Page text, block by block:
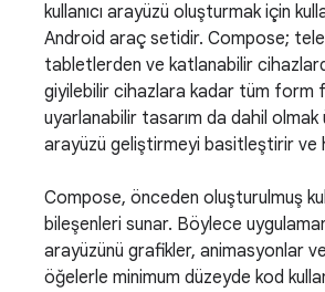
kullanıcı arayüzü oluşturmak için
Android araç setidir. Compose;
tabletlerden ve katlanabilir
giyilebilir cihazlara kadar tüm form
uyarlanabilir tasarım da dahil olmak
arayüzü geliştirmeyi basitleştirir ve
Compose, önceden oluşturulmuş
bileşenleri sunar. Böylece
arayüzünü grafikler, animasyonlar
öğelerle minimum düzeyde kod